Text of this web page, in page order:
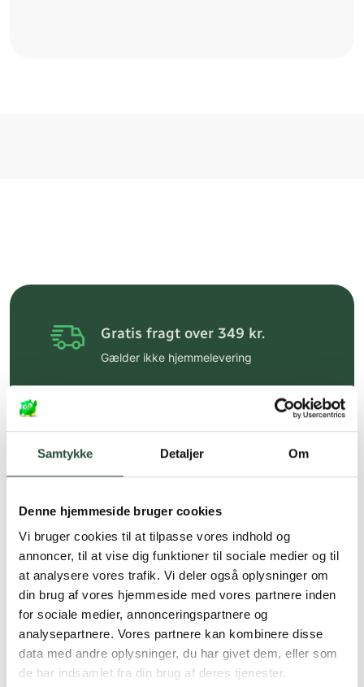
Samtykke Detaljer Om
Denne hjemmeside bruger cookies
Vi bruger cookies til at tilpasse vores indhold og
annoncer, til at vise dig funktioner til sociale medier og til
at analysere vores trafik. Vi deler også oplysninger om
din brug af vores hjemmeside med vores partnere inden
for sociale medier, annonceringspartnere og
analysepartnere. Vores partnere kan kombinere disse
data med andre oplysninger, du har givet dem, eller som
de har indsamlet fra din brug af deres tjenester.
Gratis fragt over 349 kr.
Gælder ikke hjemmelevering
Hurtig levering (30 min. i Kbh)
Faste lave priser*
*Gælder ikke ernæringsprodukter.
Stort udvalg af kendte
produkter
Vi tilbyder et stort udvalg af kendte
cremer, vitaminer og andre spændende
produkter – altid til fast lav pris.